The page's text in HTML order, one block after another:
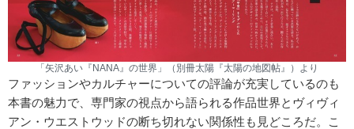
「矢沢あい『NANA』の世界」（別冊太陽『太陽の地図帖』）より
ファッションやカルチャーについての評論が充実しているのも
本書の魅力で、専門家の視点から語られる作品世界とヴィヴィ
アン・ウエストウッドの断ち切れない関係性も見どころだ。こ